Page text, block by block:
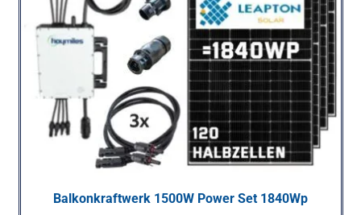
Balkonkraftwerk 1500W Power Set 1840Wp